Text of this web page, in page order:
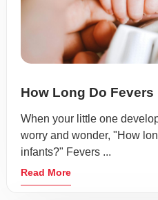
How Long Do
When your little one
worry and wonder, "How
infants?" Fevers ...
Read More